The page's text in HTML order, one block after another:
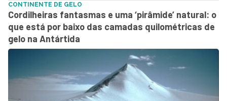
CONTINENTE DE GELO
Cordilheiras fantasmas e uma ‘pirâmide’ natural: o
que está por baixo das camadas quilométricas de
gelo na Antártida